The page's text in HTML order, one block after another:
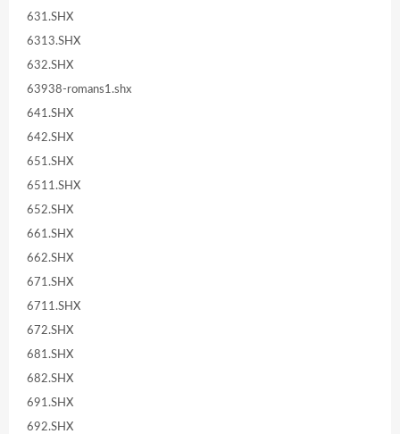
631.SHX
6313.SHX
632.SHX
63938-romans1.shx
641.SHX
642.SHX
651.SHX
6511.SHX
652.SHX
661.SHX
662.SHX
671.SHX
6711.SHX
672.SHX
681.SHX
682.SHX
691.SHX
692.SHX